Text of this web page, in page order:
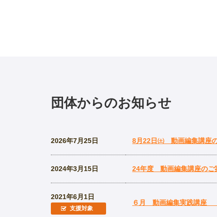
団体からのお知らせ
2026年7月25日 8月22日㈯ 動画編集講座
2024年3月15日 24年度 動画編集講座の
2021年6月1日
支援対象
６月 動画編集実践講座